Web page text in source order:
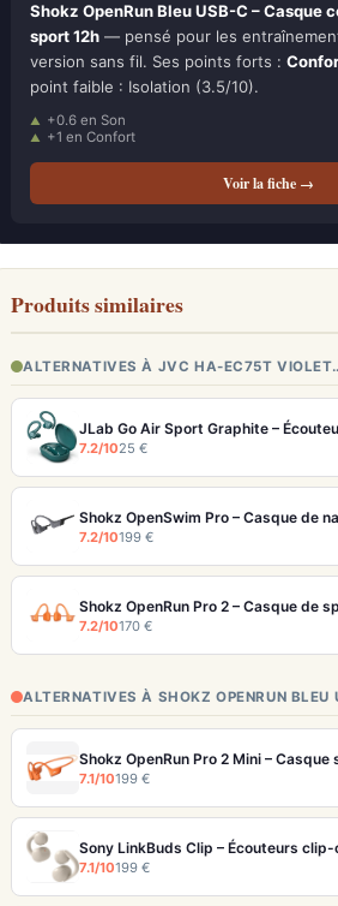
Shokz OpenRun Bleu USB-C – Casque
sport 12h — pensé pour les
version sans fil. Ses points forts :
point faible : Isolation (3.5/10).
+0.6 en Son
+1 en Confort
Voir la fiche →
Produits similaires
ALTERNATIVES À JVC HA-EC75T
7.2/1025 €
7.2/10199 €
7.2/10170 €
ALTERNATIVES À SHOKZ OPENRUN BLEU
7.1/10199 €
7.1/10199 €